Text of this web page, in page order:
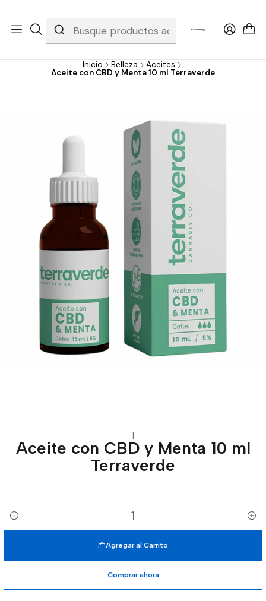
Whatsapp 3229079958/ Fijo 6019251796 / Envios a todo el país y
gratis apartir de 199.000!
Inicio Belleza
Aceites
Aceite con CBD y Menta 10 ml Terraverde
|
Aceite con CBD y Menta 10 ml
Terraverde
Cantidad
Agregar al Carrito
Comprar ahora